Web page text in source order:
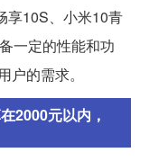
享10S、小米10青
一定的性能和功
的需求。
2000元以内，